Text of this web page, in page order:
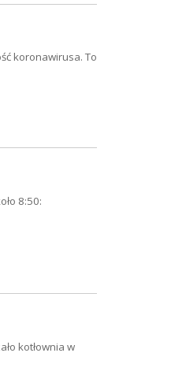
koronawirusa. To
8:50:
kotłownia w